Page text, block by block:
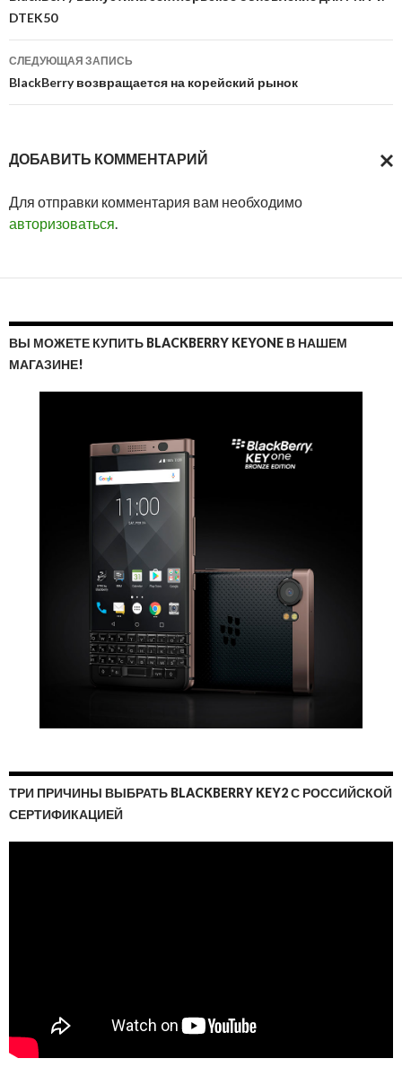
записям
DTEK50
СЛЕДУЮЩАЯ ЗАПИСЬ
BlackBerry возвращается на корейский рынок
ДОБАВИТЬ КОММЕНТАРИЙ
Для отправки комментария вам необходимо
авторизоваться.
ВЫ МОЖЕТЕ КУПИТЬ BLACKBERRY KEYONE В НАШЕМ
МАГАЗИНЕ!
ТРИ ПРИЧИНЫ ВЫБРАТЬ BLACKBERRY KEY2 С РОССИЙСКОЙ
СЕРТИФИКАЦИЕЙ